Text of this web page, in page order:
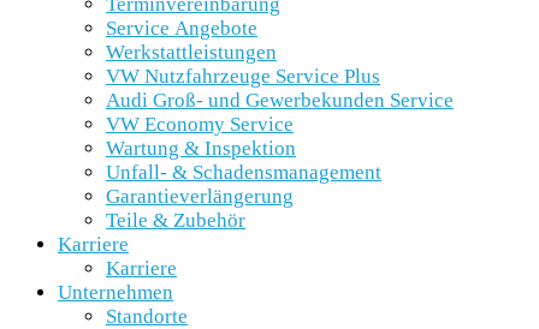
Service Angebote
Werkstattleistungen
VW Nutzfahrzeuge Service Plus
Audi Groß- und Gewerbekunden Service
VW Economy Service
Wartung & Inspektion
Unfall- & Schadensmanagement
Garantieverlängerung
Teile & Zubehör
Karriere
Karriere
Unternehmen
Standorte